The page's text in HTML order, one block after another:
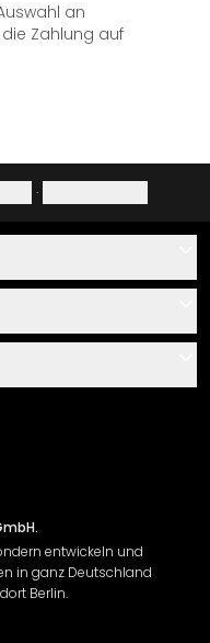
an
Zahlung auf
·
entwickeln und
in ganz Deutschland
Berlin.